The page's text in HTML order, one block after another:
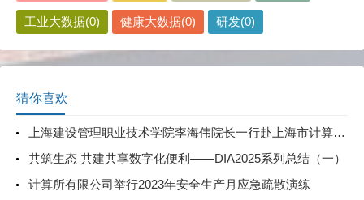
工业大数据(0) 健康大数据(0) 研发(0)
猜你喜欢
上海建设管理职业技术学院李海伟院长一行赴上海市计算技术研究所有限公司开展调研交流
共筑生态 共建共享数字化便利——DIA2025系列总结（一）
计算所有限公司举行2023年安全生产月应急疏散演练